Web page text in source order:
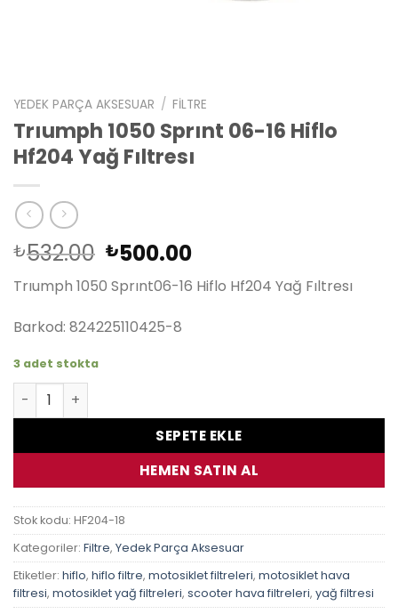
YEDEK PARÇA AKSESUAR / FILTRE
Trıumph 1050 Sprınt 06-16 Hiflo
Hf204 Yağ Fıltresı
₺532.00 Orijinal
fiyat:
₺532.00.
₺500.00Şu
andaki
fiyat:
Trıumph 1050 Sprınt06-16 Hiflo Hf204 Yağ Fıltresı
Barkod: 824225110425-8
3 adet stokta
Trıumph 1050 Sprınt 06-16 Hiflo Hf204 Yağ Fıltresı adet
SEPETE EKLE
HEMEN SATIN AL
Stok kodu: HF204-18
Kategoriler: Filtre, Yedek Parça Aksesuar
Etiketler: hiflo, hiflo filtre, motosiklet filtreleri, motosiklet hava
filtresi, motosiklet yağ filtreleri, scooter hava filtreleri, yağ filtresi